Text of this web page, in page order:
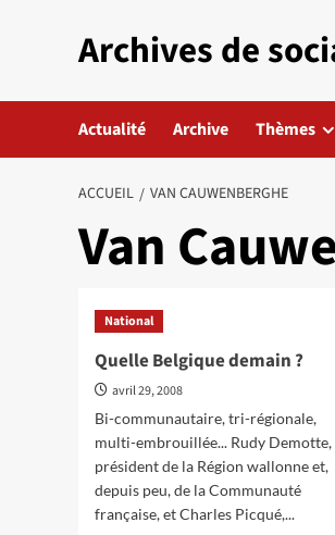
Archives de
Actualité Archive Thèmes
ACCUEIL VAN CAUWENBERGHE
Van
National
Quelle Belgique demain ?
avril 29, 2008
Bi-communautaire, tri-régionale,
multi-embrouillée... Rudy Demotte,
président de la Région wallonne et,
depuis peu, de la Communauté
française, et Charles Picqué,...